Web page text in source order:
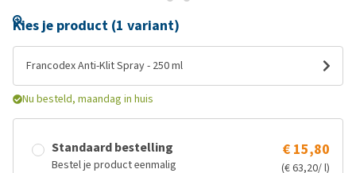
Kies je product (1 variant)
Francodex Anti-Klit Spray - 250 ml
Nu besteld, maandag in huis
Standaard bestelling
Bestel je product eenmalig
€ 15,80
(€ 63,20/ l)